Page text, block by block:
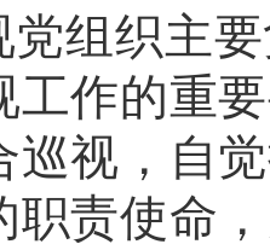
党组织主
工作的重
巡视，自
职责使命